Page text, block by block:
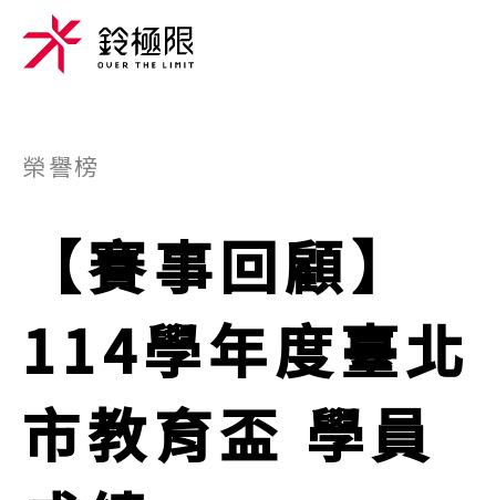
榮譽榜
【賽事回顧】
114學年度臺北
市教育盃 學員